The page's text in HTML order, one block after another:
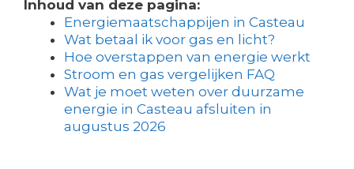
Inhoud van deze pagina:
Energiemaatschappijen in Casteau
Wat betaal ik voor gas en licht?
Hoe overstappen van energie werkt
Stroom en gas vergelijken FAQ
Wat je moet weten over duurzame
energie in Casteau afsluiten in
augustus 2026